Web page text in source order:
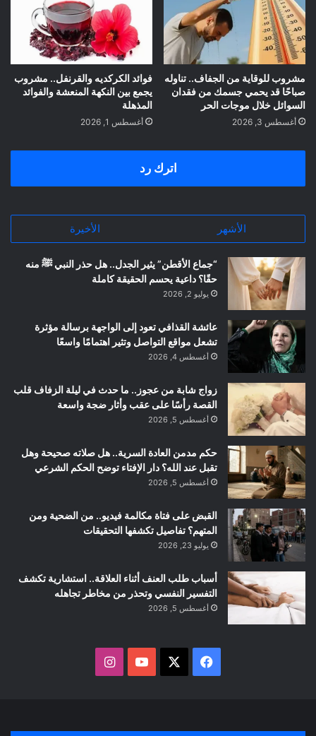
مشروب للوقاية من الجفاف.. تناوله
صباحًا قد يحمي جسمك من فقدان
السوائل خلال موجات الحر
أغسطس 3, 2026
فوائد الكركديه والقرنفل.. مشروب
يجمع بين النكهة المنعشة والفوائد
المذهلة
أغسطس 1, 2026
اترك رد
الأشهر الأخيرة
“جماع الأقطن” يثير الجدل.. هل حذر النبي ﷺ منه
حقًا؟ داعية يحسم الحقيقة كاملة
يوليو 2, 2026
عائشة القذافي تعود إلى الواجهة برسالة مؤثرة
تشعل مواقع التواصل وتثير اهتمامًا واسعًا
أغسطس 4, 2026
زواج شابة من عجوز.. ما حدث في ليلة الزفاف قلب
القصة رأسًا على عقب وأثار ضجة واسعة
أغسطس 5, 2026
حكم مدمن العادة السرية.. هل صلاته صحيحة وهل
تقبل عند الله؟ دار الإفتاء توضح الحكم الشرعي
أغسطس 5, 2026
القبض على فتاة مكالمة فيديو.. من الضحية ومن
المتهم؟ تفاصيل تكشفها التحقيقات
يوليو 23, 2026
أسباب طلب العنف أثناء العلاقة.. استشارية تكشف
التفسير النفسي وتحذر من مخاطر تجاهله
أغسطس 5, 2026